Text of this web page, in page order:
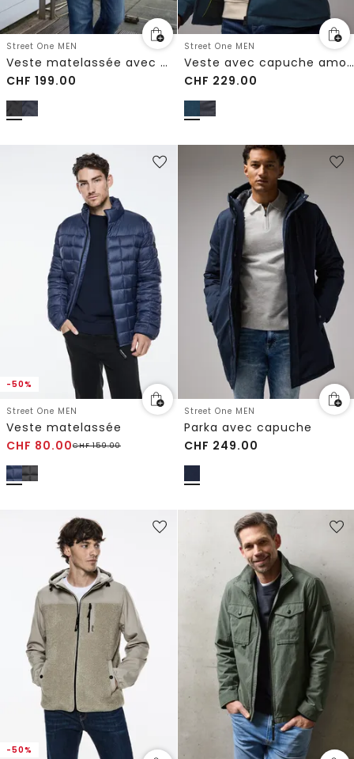
Street One MEN
Veste matelassée avec manches en sweat
CHF 199.00
Street One MEN
Veste avec capuche amovible
CHF 229.00
-50%
Street One MEN
Veste matelassée
CHF 80.00CHF159.00
Street One MEN
Parka avec capuche
CHF 249.00
-50%